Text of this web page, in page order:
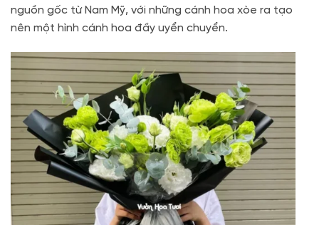
nguồn gốc từ Nam Mỹ, với những cánh hoa xòe ra tạo
nên một hình cánh hoa đầy uyển chuyển.